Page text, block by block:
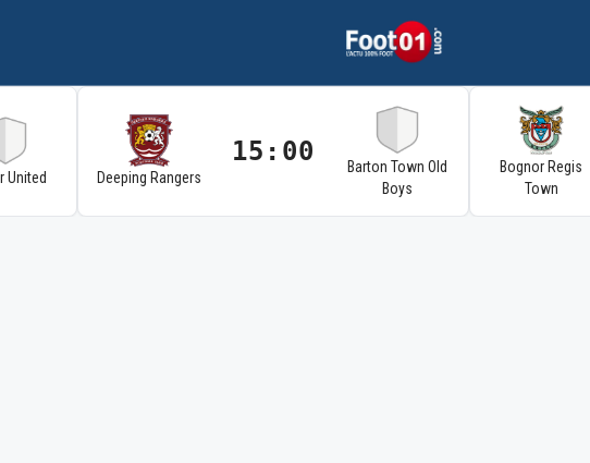
United Deeping Rangers
15:00
Barton Town Old
Boys
Bognor Regis
Town